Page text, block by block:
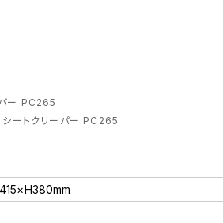
ー PC265
シートクリーパー PC265